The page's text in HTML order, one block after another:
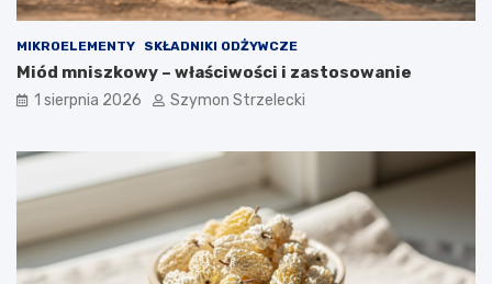
MIKROELEMENTY SKŁADNIKI ODŻYWCZE
Miód mniszkowy – właściwości i zastosowanie
1 sierpnia 2026 Szymon Strzelecki